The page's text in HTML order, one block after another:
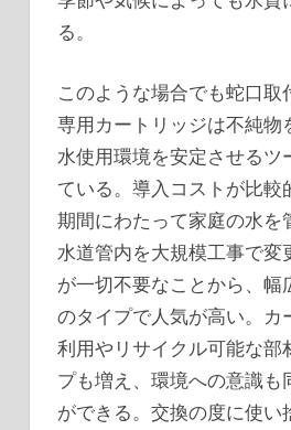
る。
このような場合でも蛇口取
専用カートリッジは不純物
水使用環境を安定させるツ
ている。導入コストが比較
期間にわたって家庭の水を
水道管内を大規模工事で変
が一切不要なことから、幅
のタイプで人気が高い。カ
利用やリサイクル可能な部
プも増え、環境への意識も
ができる。交換の度に使い